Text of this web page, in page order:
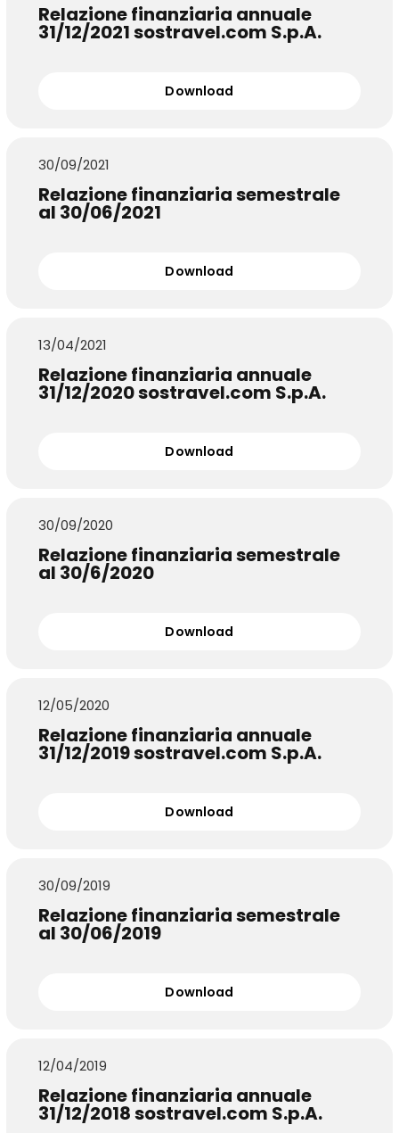
Relazione finanziaria annuale
31/12/2021 sostravel.com S.p.A.
Download
30/09/2021
Relazione finanziaria semestrale
al 30/06/2021
Download
13/04/2021
Relazione finanziaria annuale
31/12/2020 sostravel.com S.p.A.
Download
30/09/2020
Relazione finanziaria semestrale
al 30/6/2020
Download
12/05/2020
Relazione finanziaria annuale
31/12/2019 sostravel.com S.p.A.
Download
30/09/2019
Relazione finanziaria semestrale
al 30/06/2019
Download
12/04/2019
Relazione finanziaria annuale
31/12/2018 sostravel.com S.p.A.